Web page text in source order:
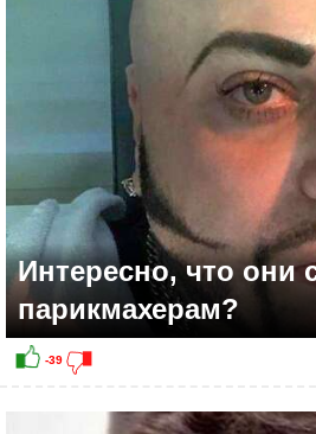
+42
Интересно, что они
парикмахерам?